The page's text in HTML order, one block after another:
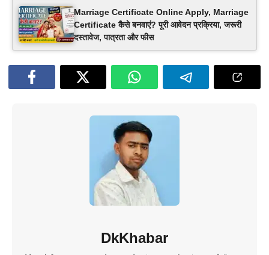
Marriage Certificate Online Apply, Marriage
Certificate कैसे बनवाएं? पूरी आवेदन प्रक्रिया, जरूरी
दस्तावेज, पात्रता और फीस
DkKhabar